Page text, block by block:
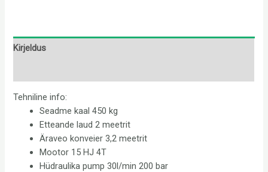
Kirjeldus
Tehniline info:
Seadme kaal 450 kg
Etteande laud 2 meetrit
Äraveo konveier 3,2 meetrit
Mootor 15 HJ 4T
Hüdraulika pump 30l/min 200 bar